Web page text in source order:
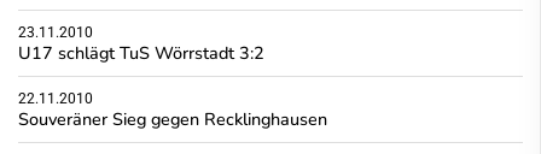
23.11.2010
U17 schlägt TuS Wörrstadt 3:2
22.11.2010
Souveräner Sieg gegen Recklinghausen